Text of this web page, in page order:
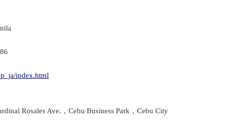
index.html
Rosales Ave.，Cebu Business Park，Cebu City